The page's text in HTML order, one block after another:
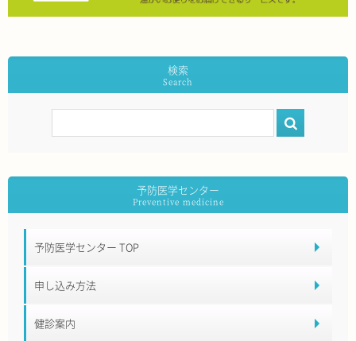
検索
予防医学センター
予防医学センター TOP
申し込み方法
健診案内